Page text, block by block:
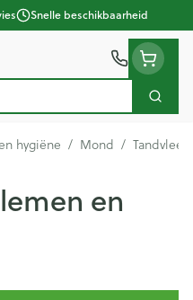
Snelle beschikbaarheid
Zoek
hygiëne / Mond /
en